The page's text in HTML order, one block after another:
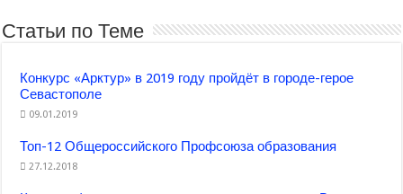
Статьи по Теме
Конкурс «Арктур» в 2019 году пройдёт в городе-герое
Севастополе
09.01.2019
Топ-12 Общероссийского Профсоюза образования
27.12.2018